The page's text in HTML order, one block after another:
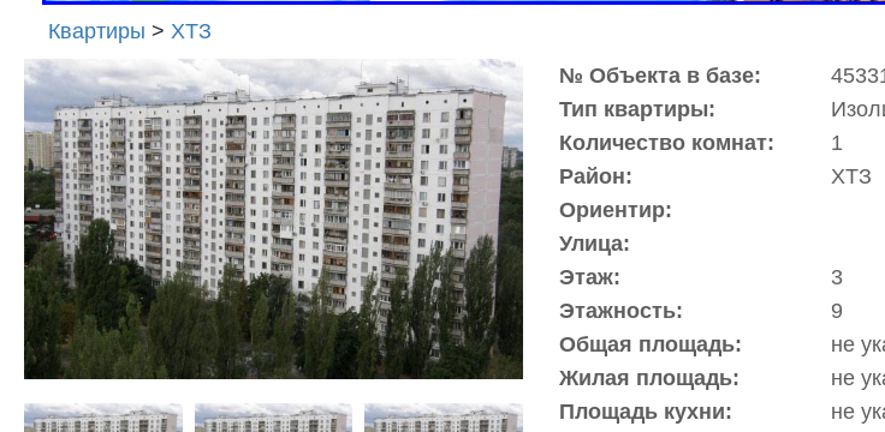
Квартиры > ХТЗ
Агенство
недвижимости
"Аверс"
№ Объекта в базе:
Тип квартиры:
Количество комнат:
1
Район:
ХТЗ
Ориентир:
Улица:
Этаж:
3
Этажность:
9
Общая площадь:
не
Жилая площадь: не
Площадь кухни: не